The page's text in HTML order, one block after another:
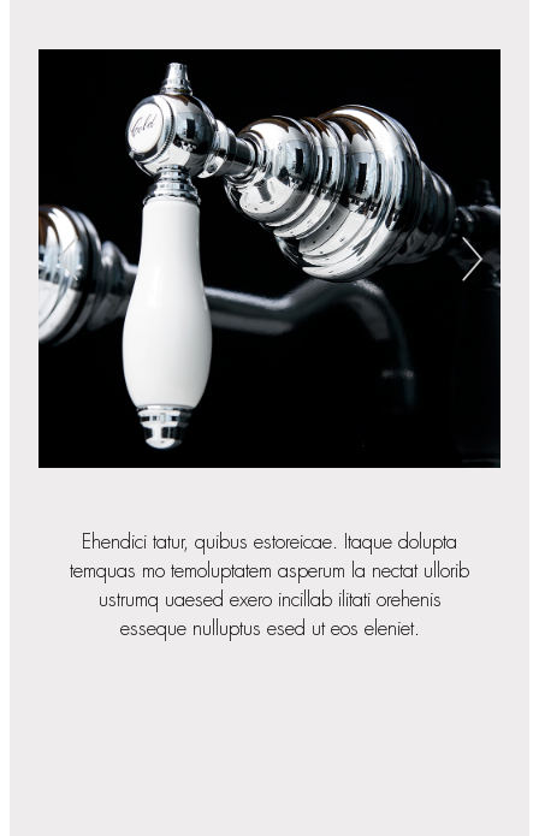
Ehendici tatur, quibus estoreicae. Itaque dolupta
temquas mo temoluptatem asperum la nectat ullorib
ustrumq uaesed exero incillab ilitati orehenis
esseque nulluptus esed ut eos eleniet.